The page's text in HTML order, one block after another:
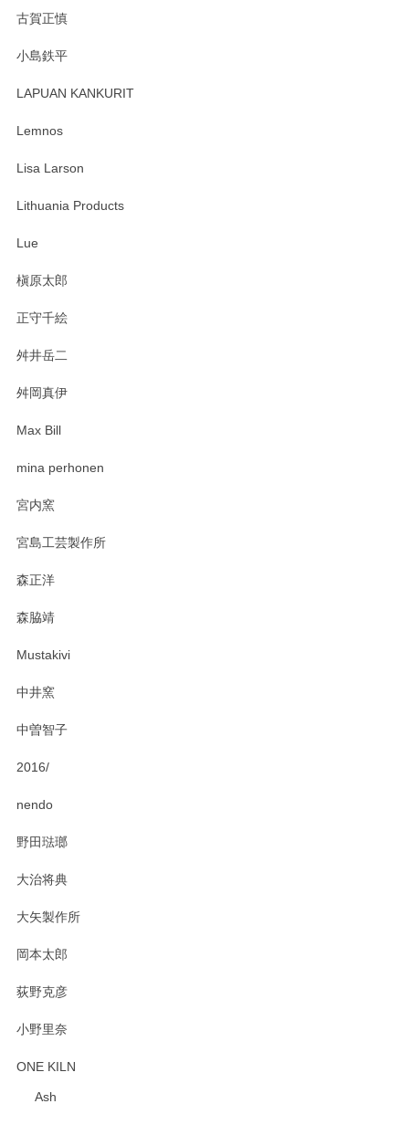
す。 素敵な湯呑みでとても気に入りました。 発送も早く、
たm(_)m
います。無事に届いたようで安心いたしまし
おかけしました。 ありがとうございます。
古賀正慎
小島鉄平
LAPUAN KANKURIT
Lemnos
Lisa Larson
Lithuania Products
Lue
槇原太郎
正守千絵
舛井岳二
舛岡真伊
Max Bill
mina perhonen
宮内窯
宮島工芸製作所
森正洋
森脇靖
Mustakivi
中井窯
中曽智子
2016/
nendo
野田琺瑯
大治将典
大矢製作所
岡本太郎
荻野克彦
小野里奈
ONE KILN
Ash